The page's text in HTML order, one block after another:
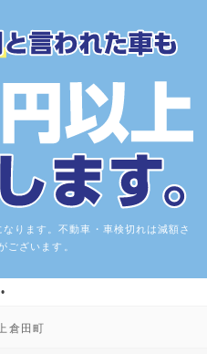
ります。不動車・車検切れは減額さ
ございます。
1
倉田町